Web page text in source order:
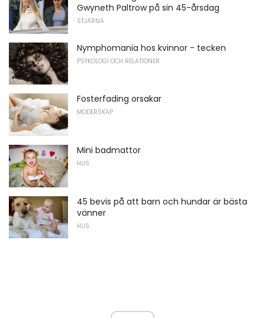
Gwyneth Paltrow på sin 45-årsdag
STJÄRNA
Nymphomania hos kvinnor - tecken
PSYKOLOGI OCH RELATIONER
Fosterfading orsakar
MODERSKAP
Mini badmattor
HUS
45 bevis på att barn och hundar är bästa
vänner
HUS